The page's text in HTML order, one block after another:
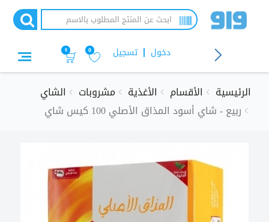
تسجيل دخول 0
0
الرئيسية الأقسام الأغذية مشروبات
الشاي
ربيع - شاي أسود المذاق الأصلي 100 كيس شاي